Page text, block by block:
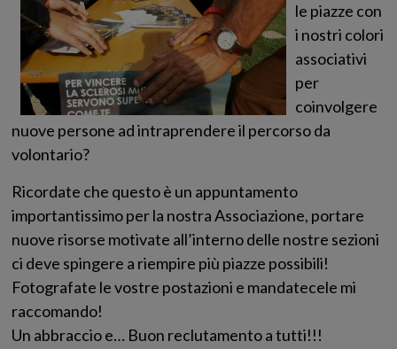
le piazze con
i nostri colori
associativi
per
coinvolgere
nuove persone ad intraprendere il percorso da
volontario?
Ricordate che questo è un appuntamento
importantissimo per la nostra Associazione, portare
nuove risorse motivate all’interno delle nostre sezioni
ci deve spingere a riempire più piazze possibili!
Fotografate le vostre postazioni e mandatecele mi
raccomando!
Un abbraccio e… Buon reclutamento a tutti!!!